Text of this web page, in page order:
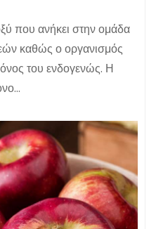
που ανήκει στην ομάδα
καθώς ο οργανισμός
του ενδογενώς. Η